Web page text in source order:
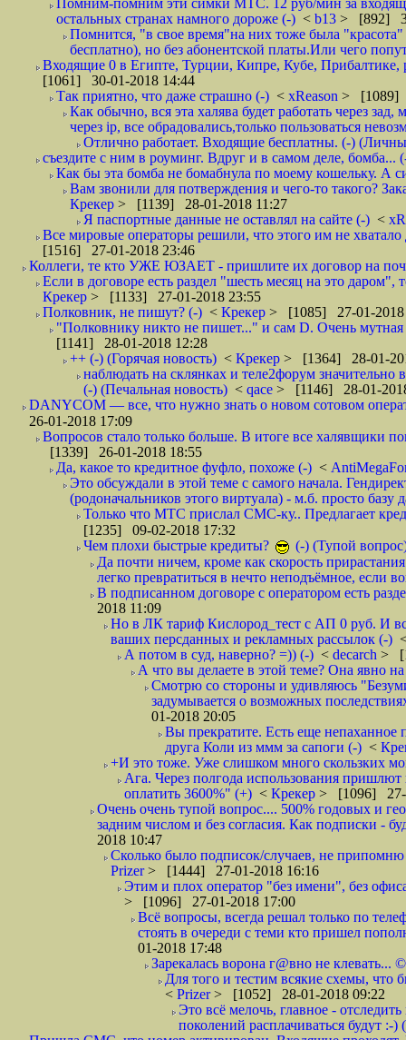
Помним-помним эти симки МТС. 12 руб/мин за
остальных странах намного дороже (-) < b13 > [892]
Помнится, "в свое время"на них тоже была
бесплатно), но без абонентской платы.Или чего
Входящие 0 в Египте, Турции, Кипре, Кубе,
[1061] 30-01-2018 14:44
Так приятно, что даже страшно (-) < xReason > [1089]
Как обычно, вся эта халява будет работать через
через ip, все обрадовались,только пользоваться
Отлично работает. Входящие бесплатны. (-)
съездите с ним в роуминг. Вдруг и в самом деле, бомба...
Как бы эта бомба не бомабнула по моему кошельку. А
Вам звонили для потверждения и чего-то такого?
Крекер > [1139] 28-01-2018 11:27
Я паспортные данные не оставлял на сайте (-) <
Все мировые операторы решили, что этого им не
[1516] 27-01-2018 23:46
Коллеги, те кто УЖЕ ЮЗАЕТ - пришлите их договор на
Если в договоре есть раздел "шесть месяц на это даром",
Крекер > [1133] 27-01-2018 23:55
Полковник, не пишут? (-) < Крекер > [1085] 27-01-2018
"Полковнику никто не пишет..." и сам D. Очень
[1141] 28-01-2018 12:28
++ (-) (Горячая новость) < Крекер > [1364] 28-01-
наблюдать на склянках и теле2форум
(-) (Печальная новость) < qace > [1146] 28-01-
DANYCOM — все, что нужно знать о новом сотовом
26-01-2018 17:09
Вопросов стало только больше. В итоге все халявщики
[1339] 26-01-2018 18:55
Да, какое то кредитное фуфло, похоже (-) <
Это обсуждали в этой теме с самого начала.
(родоначальников этого виртуала) - м.б. просто
Только что МТС прислал СМС-ку.. Предлагает
[1235] 09-02-2018 17:32
Чем плохи быстрые кредиты?
(-) (Тупой
Да почти ничем, кроме как скорость
легко превратиться в нечто неподъёмное, если
В подписанном договоре с оператором есть
2018 11:09
Но в ЛК тариф Кислород_тест с АП 0 руб. И
ваших персданных и рекламных рассылок (-)
А потом в суд, наверно? =)) (-) < decarch >
А что вы делаете в этой теме? Она явно
Смотрю со стороны и удивляюсь
задумывается о возможных
01-2018 20:05
Вы прекратите. Есть еще непаханное
друга Коли из ммм за сапоги (-) <
+И это тоже. Уже слишком много скользких
Ага. Через полгода использования
оплатить 3600%" (+) < Крекер > [1096] 27-
Очень очень тупой вопрос.... 500% годовых и
задним числом и без согласия. Как подписки -
2018 10:47
Сколько было подписок/случаев, не
Prizer> [1444] 27-01-2018 16:16
Этим и плох оператор "без имени", без
> [1096] 27-01-2018 17:00
Всё вопросы, всегда решал только по
стоять в очереди с теми кто пришел
01-2018 17:48
Зарекалась ворона г@вно не клевать...
Для того и тестим всякие схемы, что
< Prizer> [1052] 28-01-2018 09:22
Это всё мелочь, главное -
поколений расплачиваться будут :-)